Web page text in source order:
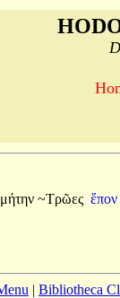
~Τρῶες ἕπον
| Bibliotheca